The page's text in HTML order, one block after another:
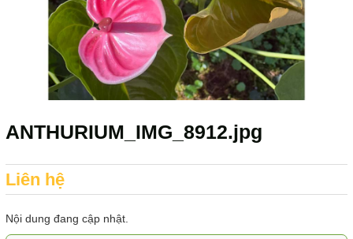
ANTHURIUM_IMG_8912.jpg
Liên hệ
Nội dung đang cập nhật.